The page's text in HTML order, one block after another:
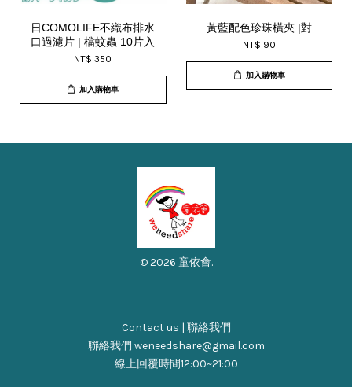
日COMOLIFE不織布排水
口過濾片 | 檔蚊蟲 10片入
NT$ 350
加入購物車
黃藍配色珍珠橫夾 |對
NT$ 90
加入購物車
© 2026 童依會.
Contact us | 聯絡我們
聯絡我們 weneedshare@gmail.com
線上回覆時間12:00~21:00